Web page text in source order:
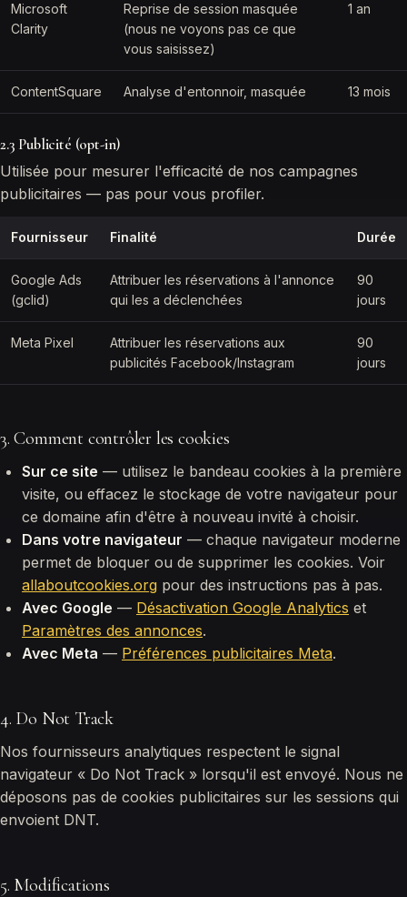
Microsoft
Clarity
Reprise de session masquée
(nous ne voyons pas ce que
vous saisissez)
1 an
ContentSquare Analyse d'entonnoir, masquée 13 mois
2.3 Publicité (opt-in)
Utilisée pour mesurer l'efficacité de nos campagnes
publicitaires — pas pour vous profiler.
Fournisseur Finalité Durée
Google Ads
(gclid)
Attribuer les réservations à l'annonce
qui les a déclenchées
90
jours
Meta Pixel
Attribuer les réservations aux
publicités Facebook/Instagram
90
jours
3. Comment contrôler les cookies
Sur ce site — utilisez le bandeau cookies à la première
visite, ou effacez le stockage de votre navigateur pour
ce domaine afin d'être à nouveau invité à choisir.
Dans votre navigateur — chaque navigateur moderne
permet de bloquer ou de supprimer les cookies. Voir
allaboutcookies.org pour des instructions pas à pas.
Avec Google — Désactivation Google Analytics et
Paramètres des annonces.
Avec Meta — Préférences publicitaires Meta.
4. Do Not Track
Nos fournisseurs analytiques respectent le signal
navigateur « Do Not Track » lorsqu'il est envoyé. Nous ne
déposons pas de cookies publicitaires sur les sessions qui
envoient DNT.
5. Modifications